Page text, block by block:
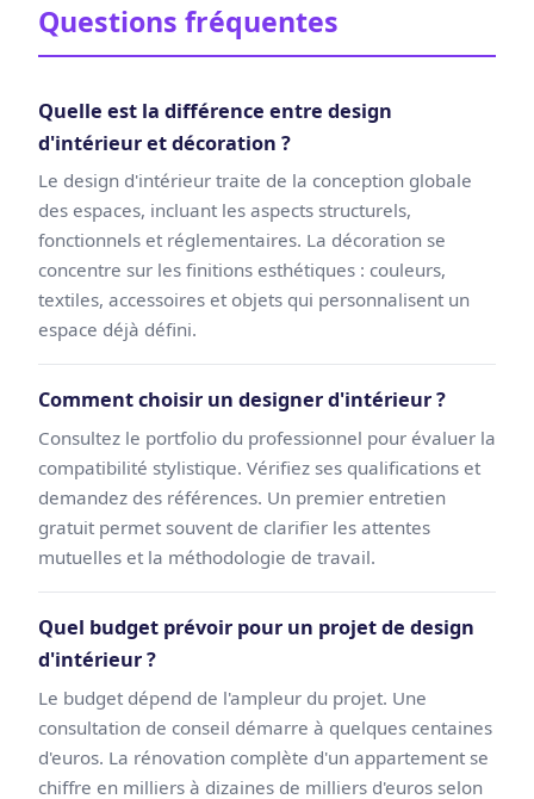
Questions fréquentes
Quelle est la différence entre design
d'intérieur et décoration ?
Le design d'intérieur traite de la conception globale
des espaces, incluant les aspects structurels,
fonctionnels et réglementaires. La décoration se
concentre sur les finitions esthétiques : couleurs,
textiles, accessoires et objets qui personnalisent un
espace déjà défini.
Comment choisir un designer d'intérieur ?
Consultez le portfolio du professionnel pour évaluer la
compatibilité stylistique. Vérifiez ses qualifications et
demandez des références. Un premier entretien
gratuit permet souvent de clarifier les attentes
mutuelles et la méthodologie de travail.
Quel budget prévoir pour un projet de design
d'intérieur ?
Le budget dépend de l'ampleur du projet. Une
consultation de conseil démarre à quelques centaines
d'euros. La rénovation complète d'un appartement se
chiffre en milliers à dizaines de milliers d'euros selon